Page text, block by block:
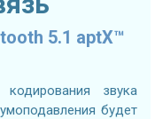
5.1 aptX™
звука
будет